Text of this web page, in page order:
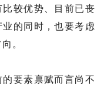
较优势、目前已丧
的同时，也要考虑
。
要素禀赋而言尚不